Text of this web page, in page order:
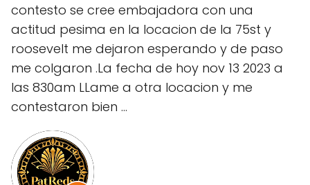
contesto se cree embajadora con una
actitud pesima en la locacion de la 75st y
roosevelt me dejaron esperando y de paso
me colgaron .La fecha de hoy nov 13 2023 a
las 830am LLame a otra locacion y me
contestaron bien ...